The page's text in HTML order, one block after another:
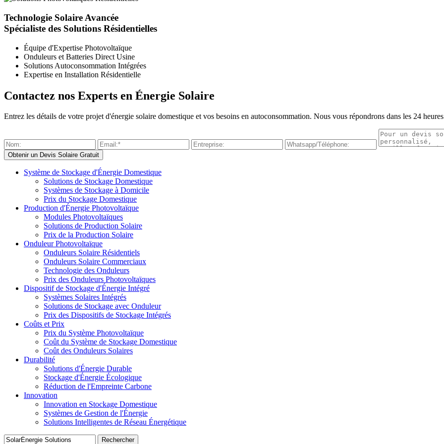
Technologie Solaire Avancée
Spécialiste des Solutions Résidentielles
Équipe d'Expertise Photovoltaïque
Onduleurs et Batteries Direct Usine
Solutions Autoconsommation Intégrées
Expertise en Installation Résidentielle
Contactez nos Experts en Énergie Solaire
Entrez les détails de votre projet d'énergie solaire domestique et vos besoins en autoconsommation. Nous vous répondrons dans les 24
Système de Stockage d'Énergie Domestique
Solutions de Stockage Domestique
Systèmes de Stockage à Domicile
Prix du Stockage Domestique
Production d'Énergie Photovoltaïque
Modules Photovoltaïques
Solutions de Production Solaire
Prix de la Production Solaire
Onduleur Photovoltaïque
Onduleurs Solaire Résidentiels
Onduleurs Solaire Commerciaux
Technologie des Onduleurs
Prix des Onduleurs Photovoltaïques
Dispositif de Stockage d'Énergie Intégré
Systèmes Solaires Intégrés
Solutions de Stockage avec Onduleur
Prix des Dispositifs de Stockage Intégrés
Coûts et Prix
Prix du Système Photovoltaïque
Coût du Système de Stockage Domestique
Coût des Onduleurs Solaires
Durabilité
Solutions d'Énergie Durable
Stockage d'Énergie Écologique
Réduction de l'Empreinte Carbone
Innovation
Innovation en Stockage Domestique
Systèmes de Gestion de l'Énergie
Solutions Intelligentes de Réseau Énergétique
Rechercher